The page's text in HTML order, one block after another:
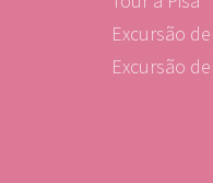
Excursão
Excursão